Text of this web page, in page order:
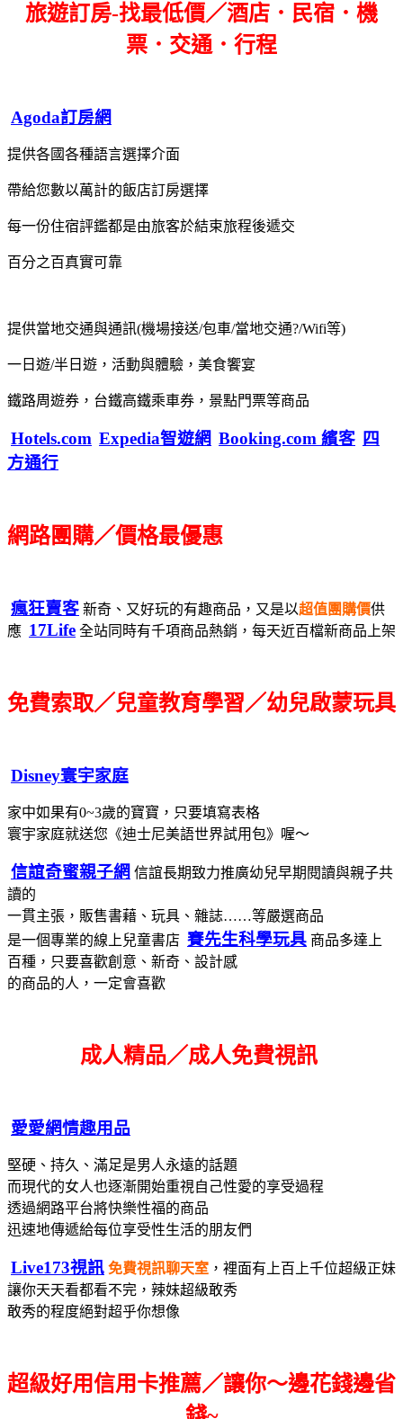
旅遊訂房-找最低價／酒店．民宿．機
票．交通．行程
Agoda訂房網
提供各國各種語言選擇介面
帶給您數以萬計的飯店訂房選擇
每一份住宿評鑑都是由旅客於結束旅程後遞交
百分之百真實可靠
提供當地交通與通訊(機場接送/包車/當地交通?/Wifi等)
一日遊/半日遊，活動與體驗，美食饗宴
鐵路周遊券，台鐵高鐵乘車券，景點門票等商品
Hotels.com Expedia智遊網 Booking.com 繽客 四
方通行
網路團購／價格最優惠
瘋狂賣客 新奇、又好玩的有趣商品，又是以超值團購價供
應 17Life 全站同時有千項商品熱銷，每天近百檔新商品上架
免費索取／兒童教育學習／幼兒啟蒙玩具
Disney寰宇家庭
家中如果有0~3歲的寶寶，只要填寫表格
寰宇家庭就送您《迪士尼美語世界試用包》喔～
信誼奇蜜親子網 信誼長期致力推廣幼兒早期閱讀與親子共
讀的
一貫主張，販售書藉、玩具、雜誌……等嚴選商品
是一個專業的線上兒童書店 賽先生科學玩具 商品多達上
百種，只要喜歡創意、新奇、設計感
的商品的人，一定會喜歡
成人精品／成人免費視訊
愛愛網情趣用品
堅硬、持久、滿足是男人永遠的話題
而現代的女人也逐漸開始重視自己性愛的享受過程
透過網路平台將快樂性福的商品
迅速地傳遞給每位享受性生活的朋友們
Live173視訊 免費視訊聊天室 ，裡面有上百上千位超級正妹
讓你天天看都看不完，辣妹超級敢秀
敢秀的程度絕對超乎你想像
超級好用信用卡推薦／讓你～邊花錢邊省